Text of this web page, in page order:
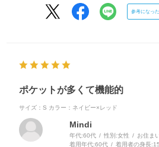
参考になった
ポケットが多くて機能的
サイズ：S カラー：ネイビー×レッド
Mindi
年代:60代 性別:女性 お住ま
着用年代:60代 着用者の身長: